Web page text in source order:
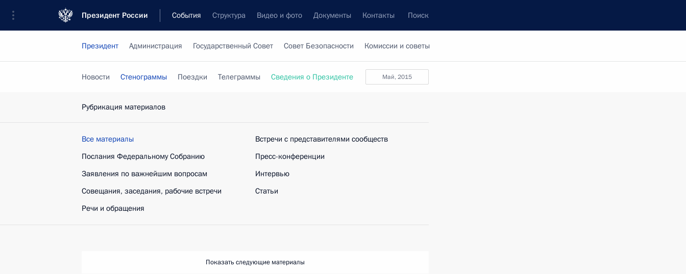
Президент России События Структура Видео и фото Документы Контакты Поиск
Президент Администрация Государственный Совет Совет Безопасности Комиссии и советы
май, 2015
Новости Стенограммы Поездки Телеграммы Сведения о Президенте
Рубрикация материалов
Все материалы
Послания Федеральному Собранию
Заявления по важнейшим вопросам
Совещания, заседания, рабочие встречи
Речи и обращения
Встречи с представителями сообществ
Пресс-конференции
Интервью
Статьи
Показать следующие материалы